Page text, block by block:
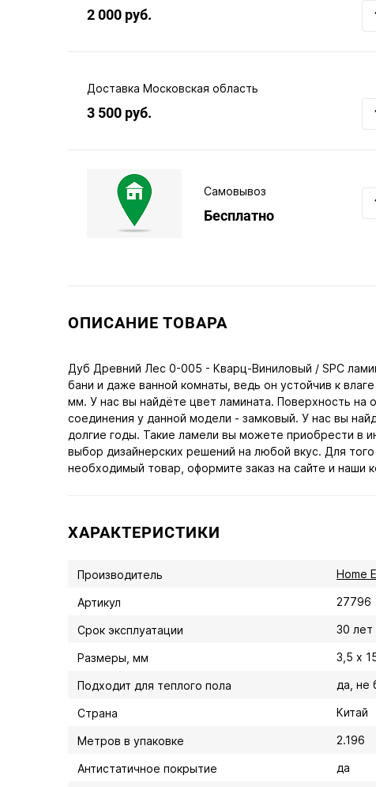
2 000 руб.
Доставка Московская область
3 500 руб.
Самовывоз
Бесплатно
ОПИСАНИЕ ТОВАРА
Дуб Древний Лес 0-005 - Кварц-Виниловый / SPC
бани и даже ванной комнаты, ведь он устойчив к
мм. У нас вы найдёте цвет ламината. Поверхность на
соединения у данной модели - замковый. У нас вы
долгие годы. Такие ламели вы можете приобрести в
выбор дизайнерских решений на любой вкус. Для
необходимый товар, оформите заказ на сайте и наши
ХАРАКТЕРИСТИКИ
Производитель Home
Артикул 27796
Срок эксплуатации 30 лет
Размеры, мм 3,5 х
Подходит для теплого пола да, не
Страна Китай
Метров в упаковке 2.196
Антистатичное покрытие да